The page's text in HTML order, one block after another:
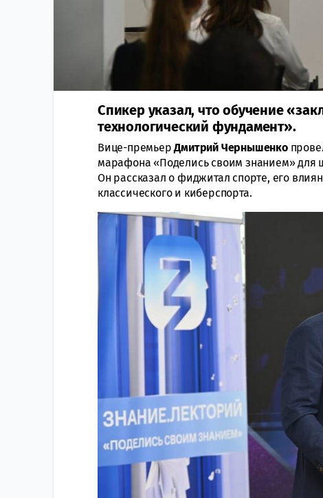
Спикер указал, что обучение
технологический фундамент».
Вице-премьерДмитрий Чернышенко
марафона «Поделись своим знанием» для
Он рассказал о фиджитал спорте, его
классического и киберспорта.